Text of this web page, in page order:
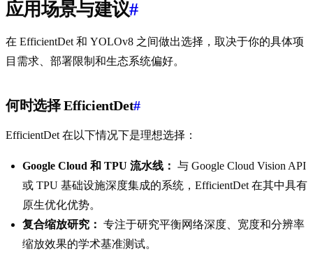
应用场景与建议#
在 EfficientDet 和 YOLOv8 之间做出选择，取决于你的具体项
目需求、部署限制和生态系统偏好。
何时选择 EfficientDet#
EfficientDet 在以下情况下是理想选择：
Google Cloud 和 TPU 流水线： 与 Google Cloud Vision API
或 TPU 基础设施深度集成的系统，EfficientDet 在其中具有
原生优化优势。
复合缩放研究： 专注于研究平衡网络深度、宽度和分辨率
缩放效果的学术基准测试。